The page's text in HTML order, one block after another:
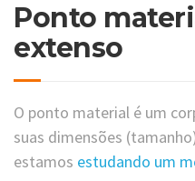
Ponto
extenso
O ponto material é um
suas dimensões
estamos estudando um